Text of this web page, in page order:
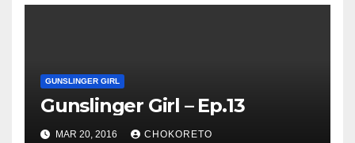
GUNSLINGER GIRL
Gunslinger Girl – Ep.13
MAR 20, 2016 CHOKORETO